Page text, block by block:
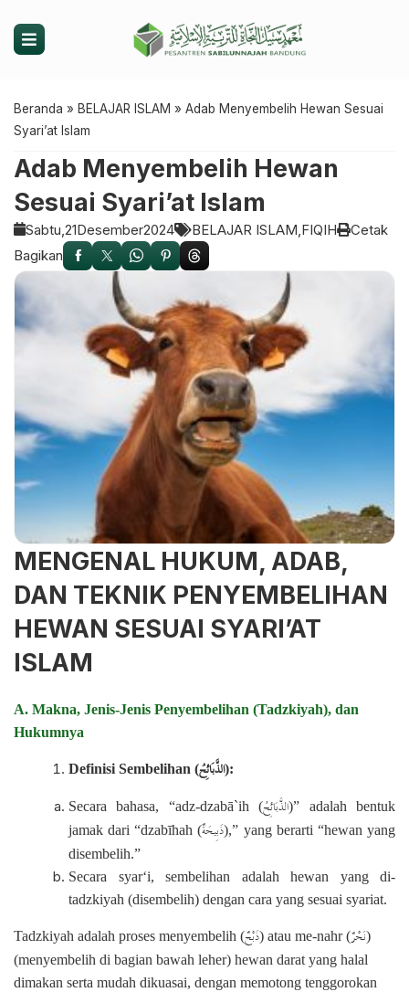
Beranda » BELAJAR ISLAM » Adab Menyembelih Hewan Sesuai
Syari’at Islam
Adab Menyembelih Hewan
Sesuai Syari’at Islam
Sabtu, 21Desember2024 BELAJAR ISLAM FIQIH
Cetak
Bagikan
MENGENAL HUKUM, ADAB,
DAN TEKNIK PENYEMBELIHAN
HEWAN SESUAI SYARI’AT
ISLAM
A. Makna, Jenis-Jenis Penyembelihan (Tadzkiyah), dan
Hukumnya
Definisi Sembelihan (الذَّبَائِحُ):
Secara bahasa, “adz-dzabā`ih (الذَّبَائِحُ)” adalah bentuk
jamak dari “dzabīhah (ذَبِيحَةٌ),” yang berarti “hewan yang
disembelih.”
Secara syar‘i, sembelihan adalah hewan yang di-
tadzkiyah (disembelih) dengan cara yang sesuai syariat.
Tadzkiyah adalah proses menyembelih (ذَبْحٌ) atau me-nahr (نَحْرٌ)
(menyembelih di bagian bawah leher) hewan darat yang halal
dimakan serta mudah dikuasai, dengan memotong tenggorokan